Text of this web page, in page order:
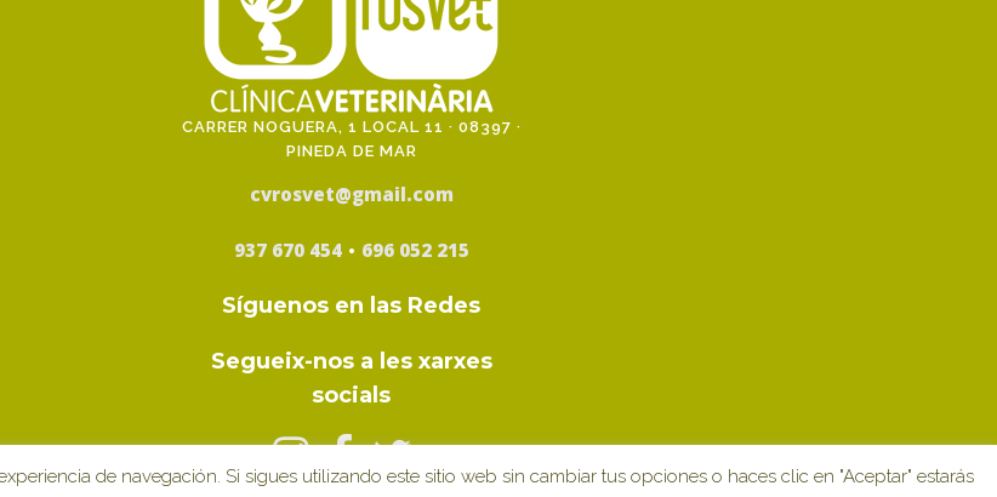
CARRER NOGUERA, 1 LOCAL 11 · 08397 ·
PINEDA DE MAR
cvrosvet@gmail.com
937 670 454· 696 052 215
Síguenos en las Redes
Segueix-nos a les xarxes
socials
de navegación. Si sigues utilizando este sitio web sin cambiar tus opciones o haces clic en "Aceptar" estarás